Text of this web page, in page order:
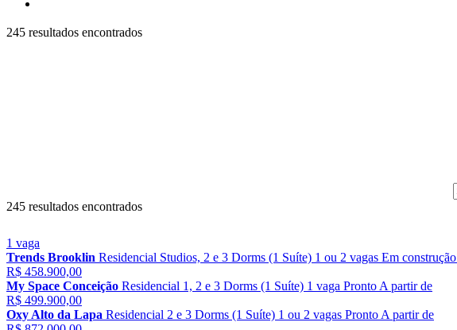
245 resultados encontrados
245 resultados encontrados
1 vaga
Trends Brooklin Residencial Studios, 2 e 3 Dorms (1 Suíte) 1 ou 2 vagas Em construção
R$ 458.900,00
My Space Conceição Residencial 1, 2 e 3 Dorms (1 Suíte) 1 vaga Pronto A partir de
R$ 499.900,00
Oxy Alto da Lapa Residencial 2 e 3 Dorms (1 Suíte) 1 ou 2 vagas Pronto A partir de